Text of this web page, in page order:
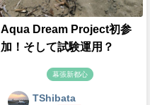
Aqua Dream Project初参
加！そして試験運用？
幕張新都心
TShibata